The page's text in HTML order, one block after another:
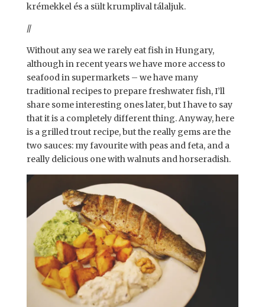
krémekkel és a sült krumplival tálaljuk.
//
Without any sea we rarely eat fish in Hungary,
although in recent years we have more access to
seafood in supermarkets – we have many
traditional recipes to prepare freshwater fish, I’ll
share some interesting ones later, but I have to say
that it is a completely different thing. Anyway, here
is a grilled trout recipe, but the really gems are the
two sauces: my favourite with peas and feta, and a
really delicious one with walnuts and horseradish.